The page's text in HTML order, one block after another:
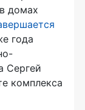
домах
года
Сергей
комплекса